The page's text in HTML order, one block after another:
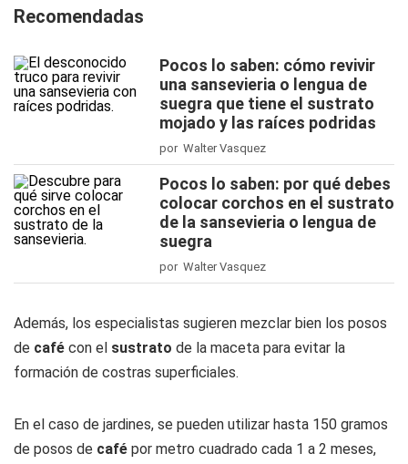
Recomendadas
Pocos lo saben: cómo revivir
una sansevieria o lengua de
suegra que tiene el sustrato
mojado y las raíces podridas
por Walter Vasquez
Pocos lo saben: por qué debes
colocar corchos en el sustrato
de la sansevieria o lengua de
suegra
por Walter Vasquez
Además, los especialistas sugieren mezclar bien los posos
de café con el sustrato de la maceta para evitar la
formación de costras superficiales.
En el caso de jardines, se pueden utilizar hasta 150 gramos
de posos de café por metro cuadrado cada 1 a 2 meses,